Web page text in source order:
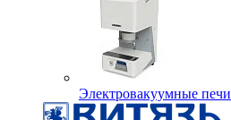
Электровакуумные печи